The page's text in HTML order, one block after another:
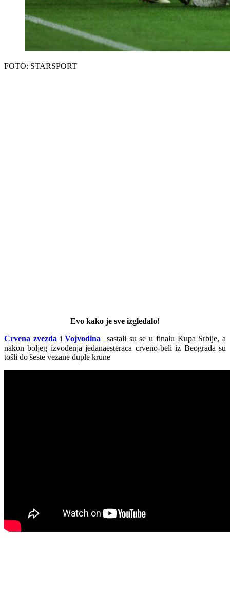
FOTO: STARSPORT
Evo kako je sve izgledalo!
Crvena zvezda iVojvodina sastali su se u finalu Kupa Srbije, a
nakon boljeg izvođenja jedanaesteraca crveno-beli iz Beograda su
tošli do šeste vezane duple krune